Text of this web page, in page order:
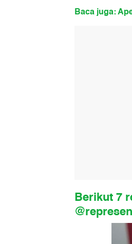
Baca juga:
Berikut 7